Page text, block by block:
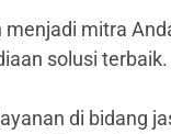
mitra
solusi terbaik.
di bidang